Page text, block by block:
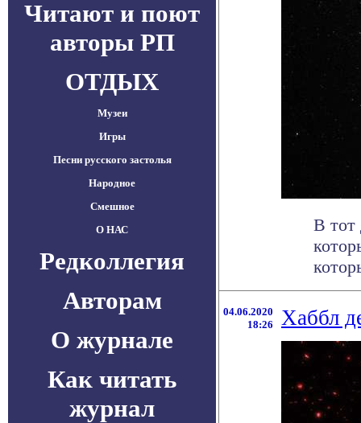
Читают и поют
авторы РП
ОТДЫХ
Музеи
Игры
Песни русского застолья
Народное
Смешное
О НАС
Редколлегия
Авторам
О журнале
Как читать
журнал
В тот
04.06.2020
18:26
Хаббл